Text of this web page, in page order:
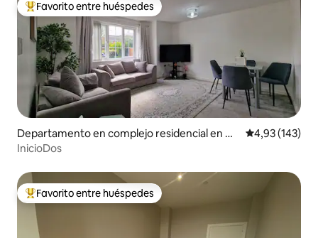
Favorito entre los huéspedes más destacados
Favorito entre huéspedes
Departamento en complejo residencial en Mi
ddleton
Calificación
4,93 (143)
InicioDos
Favorito entre los huéspedes más destacados
Favorito entre huéspedes